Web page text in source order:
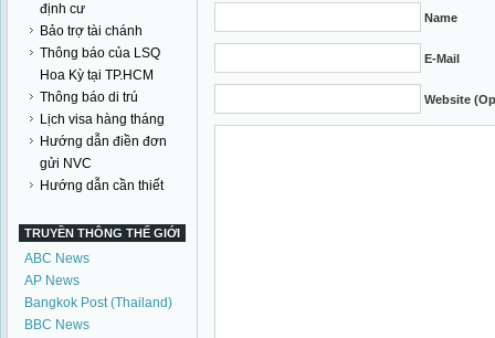
định cư
Bảo trợ tài chánh
Thông báo của LSQ
Hoa Kỳ tại TP.HCM
Thông báo di trú
Lịch visa hàng tháng
Hướng dẫn điền đơn
gửi NVC
Hướng dẫn cần thiết
TRUYỀN THÔNG THẾ GIỚI
ABC News
AP News
Bangkok Post (Thailand)
BBC News
Name
E-Mail
Website